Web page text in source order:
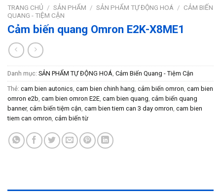
TRANG CHỦ / SẢN PHẨM / SẢN PHẨM TỰ ĐỘNG HOÁ / CẢM BIẾN
QUANG - TIỆM CẬN
Cảm biến quang Omron E2K-X8ME1
Danh mục: SẢN PHẨM TỰ ĐỘNG HOÁ, Cảm Biến Quang - Tiệm Cận
Thẻ: cam bien autonics, cam bien chinh hang, cảm biến omron, cam bien
omron e2b, cam bien omron E2E, cam bien quang, cảm biến quang
banner, cảm biến tiệm cận, cam bien tiem can 3 day omron, cam bien
tiem can omron, cảm biến từ